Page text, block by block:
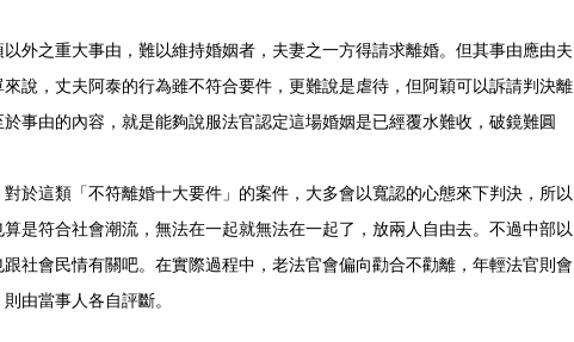
外之重大事由，難以維持婚姻者，夫妻之一方得請求離婚。但其事由應由夫
說，丈夫阿泰的行為雖不符合要件，更難說是虐待，但阿穎可以訴請判決離
事由的內容，就是能夠說服法官認定這場婚姻是已經覆水難收，破鏡難圓
於這類「不符離婚十大要件」的案件，大多會以寬認的心態來下判決，所以
是符合社會潮流，無法在一起就無法在一起了，放兩人自由去。不過中部以
社會民情有關吧。在實際過程中，老法官會偏向勸合不勸離，年輕法官則會
由當事人各自評斷。